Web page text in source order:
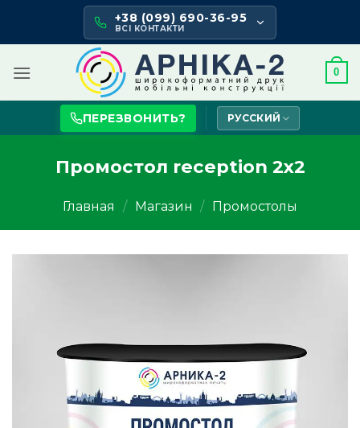
content
+38 (099) 690-36-95
ВСІ КОНТАКТИ
0
ПЕРЕЗВОНИТЬ? РУССКИЙ
Промостол reception 2х2
Главная / Магазин / Промостолы